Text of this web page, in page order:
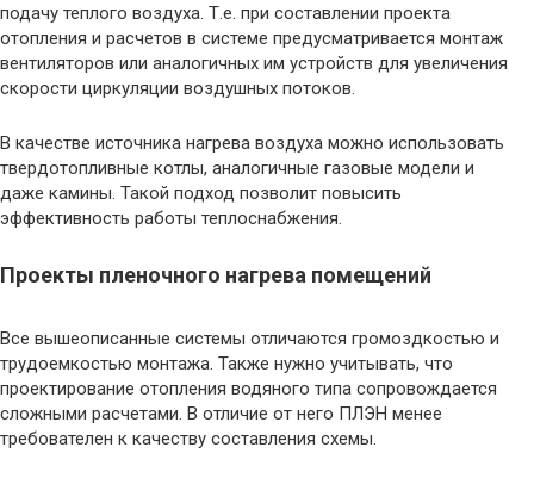
подачу теплого воздуха. Т.е. при составлении проекта
отопления и расчетов в системе предусматривается монтаж
вентиляторов или аналогичных им устройств для увеличения
скорости циркуляции воздушных потоков.
В качестве источника нагрева воздуха можно использовать
твердотопливные котлы, аналогичные газовые модели и
даже камины. Такой подход позволит повысить
эффективность работы теплоснабжения.
Проекты пленочного нагрева помещений
Все вышеописанные системы отличаются громоздкостью и
трудоемкостью монтажа. Также нужно учитывать, что
проектирование отопления водяного типа сопровождается
сложными расчетами. В отличие от него ПЛЭН менее
требователен к качеству составления схемы.